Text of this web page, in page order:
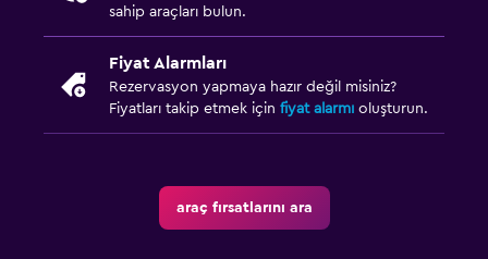
sahip araçları bulun.
Fiyat Alarmları
Rezervasyon yapmaya hazır değil misiniz?
Fiyatları takip etmek için fiyat alarmı oluşturun.
araç fırsatlarını ara